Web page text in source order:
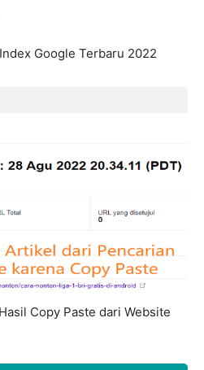
Google Terbaru 2022
Copy Paste dari Website